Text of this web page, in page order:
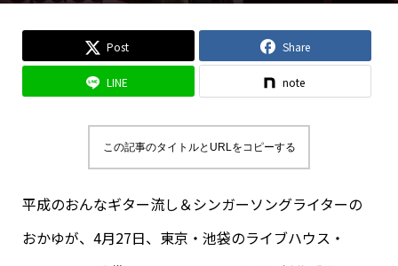
Post Share
LINE note
この記事のタイトルとURLをコピーする
平成のおんなギター流し＆シンガーソングライターの
おかゆが、4月27日、東京・池袋のライブハウス・